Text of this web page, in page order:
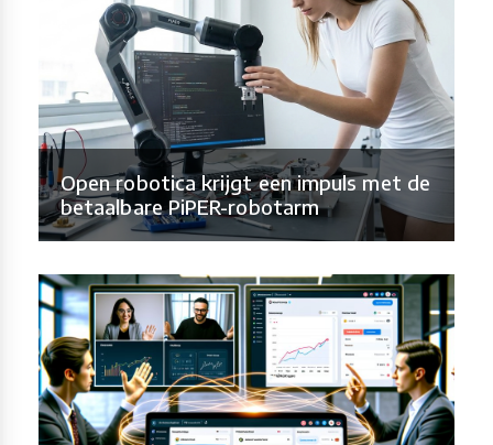
Open robotica krijgt een impuls met de
betaalbare PiPER-robotarm